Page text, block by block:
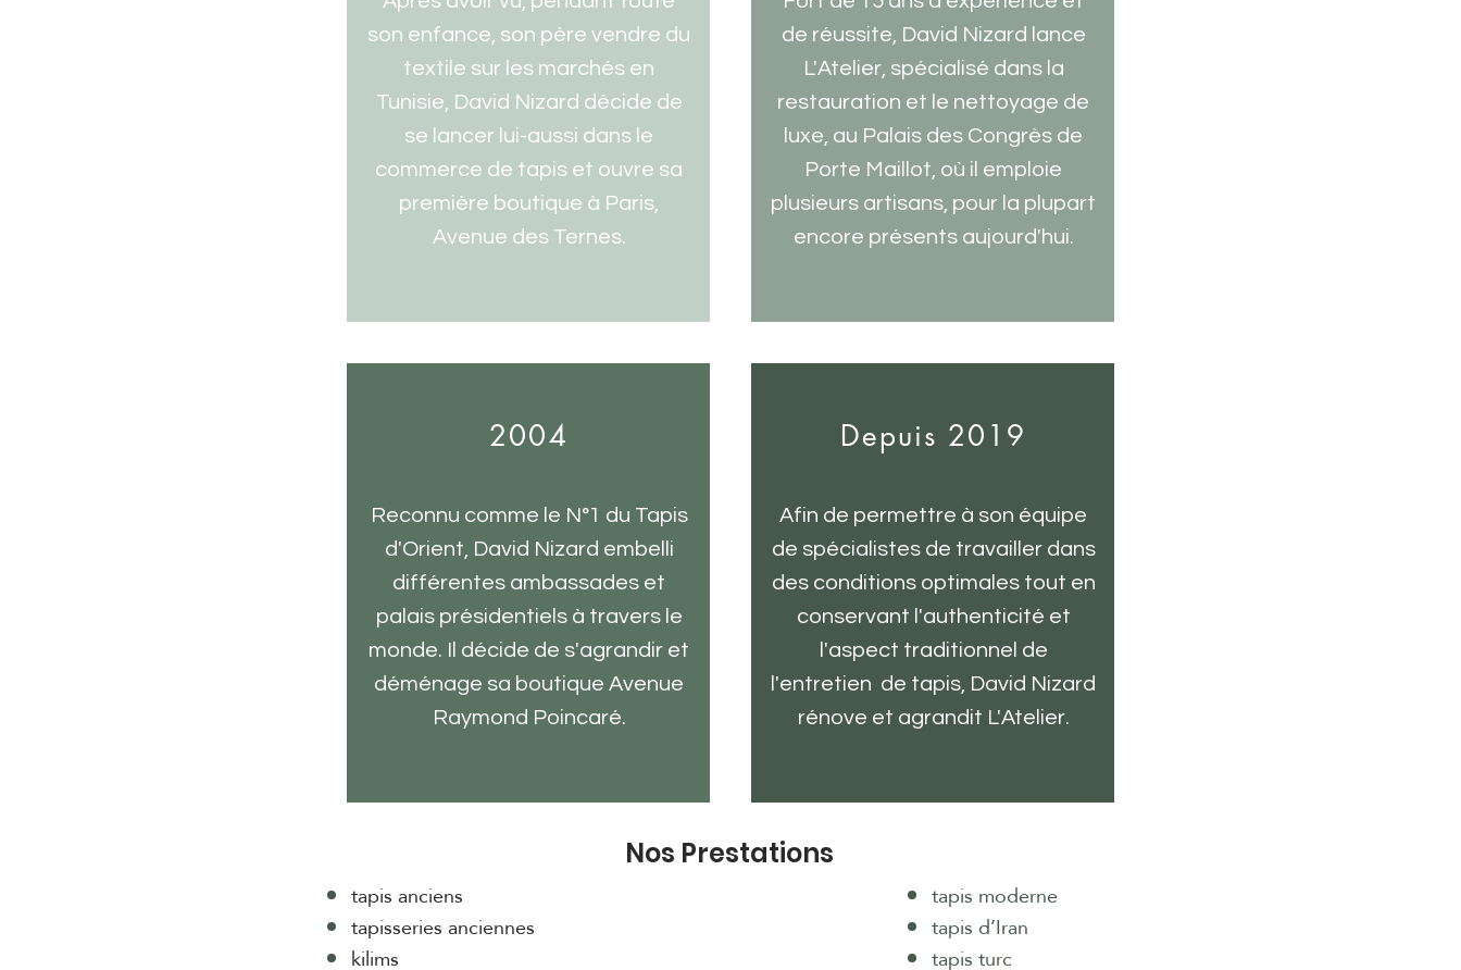
son enfance, son père vendre du
textile sur les marchés en
Tunisie, David Nizard décide de
se lancer lui-aussi dans le
commerce de tapis et ouvre sa
première boutique à Paris,
Avenue des Ternes.
2004
Reconnu comme le N°1 du Tapis
d'Orient, David Nizard embelli
différentes ambassades et
palais présidentiels à travers le
monde. Il décide de s'agrandir et
déménage sa boutique Avenue
Raymond Poincaré.
de réussite, David Nizard lance
L'Atelier, spécialisé dans la
restauration et le nettoyage de
luxe, au Palais des Congrès de
Porte Maillot, où il emploie
plusieurs artisans, pour la plupart
encore présents aujourd'hui.
Depuis 2019
Afin de permettre à son équipe
de spécialistes de travailler dans
des conditions optimales tout en
conservant l'authenticité et
l'aspect traditionnel de
l'entretien de tapis, David Nizard
rénove et agrandit L'Atelier.
Nos Prestations
tapis anciens
tapisseries anciennes
kilims
tapis moderne
tapis d’Iran
tapis turc